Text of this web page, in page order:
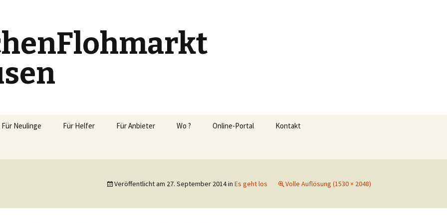
Für Neulinge Für Helfer Für Anbieter Wo ? Online-Portal Kontakt
Veröffentlicht am 27. September 2014in Es geht los Volle Auflösung (1530 × 2048)